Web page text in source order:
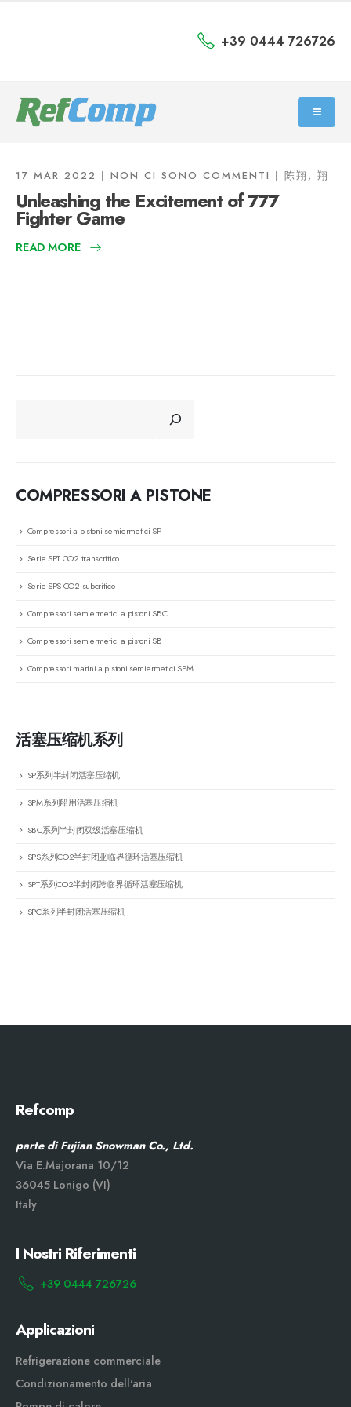
+39 0444 726726
17 MAR 2022 NON CI SONO COMMENTI 陈翔, 翔
Unleashing the Excitement of 777
Fighter Game
READ MORE
COMPRESSORI A PISTONE
Compressori a pistoni semiermetici SP
Serie SPT CO2 transcritico
Serie SPS CO2 subcritico
Compressori semiermetici a pistoni SBC
Compressori semiermetici a pistoni SB
Compressori marini a pistoni semiermetici SPM
活塞压缩机系列
SP系列半封闭活塞压缩机
SPM系列船用活塞压缩机
SBC系列半封闭双级活塞压缩机
SPS系列CO2半封闭亚临界循环活塞压缩机
SPT系列CO2半封闭跨临界循环活塞压缩机
SPC系列半封闭活塞压缩机
Refcomp
parte di Fujian Snowman Co., Ltd.
Via E.Majorana 10/12
36045 Lonigo (VI)
Italy
I Nostri Riferimenti
+39 0444 726726
Applicazioni
Refrigerazione commerciale
Condizionamento dell'aria